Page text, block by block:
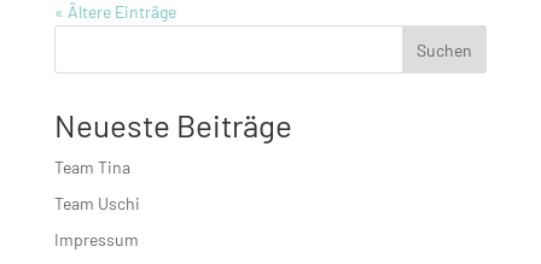
« Ältere Einträge
Suchen
Neueste Beiträge
Team Tina
Team Uschi
Impressum